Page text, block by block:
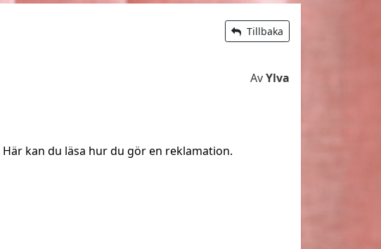
Tillbaka
AvYlva
Här kan du läsa hur du gör en reklamation.